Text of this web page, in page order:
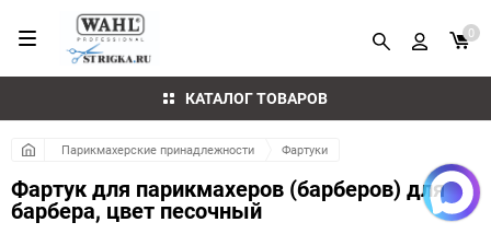
КАТАЛОГ ТОВАРОВ
0
Парикмахерские принадлежности Фартуки
Фартук для парикмахеров (барберов) для
барбера, цвет песочный